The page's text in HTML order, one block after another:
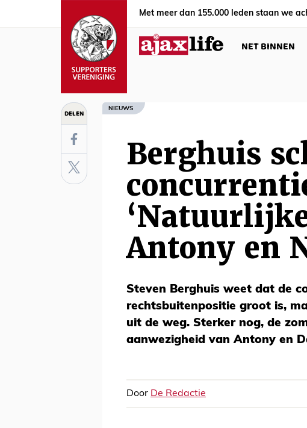
Met meer dan 155.000 leden staan we
NET BINNEN
DELEN NIEUWS
Berghuis
Antony en
Steven Berghuis weet dat de
rechtsbuitenpositie groot is,
uit de weg. Sterker nog, de
aanwezigheid van Antony en
Door De Redactie